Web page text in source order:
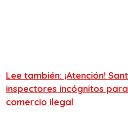
Lee también: ¡Atención!
inspectores incógnitos
comercio ilegal